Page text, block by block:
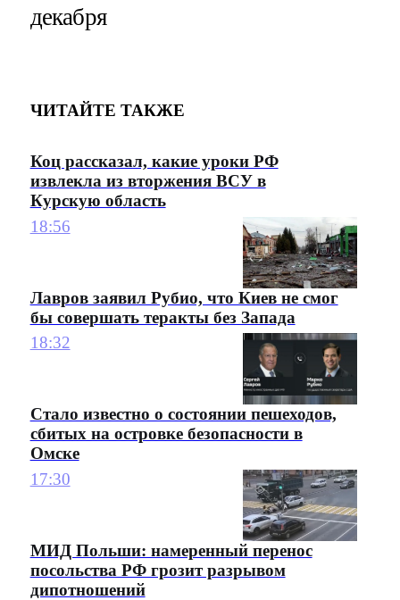
декабря
ЧИТАЙТЕ ТАКЖЕ
Коц рассказал, какие уроки РФ
извлекла из вторжения ВСУ в
Курскую область
18:56
Лавров заявил Рубио, что Киев не смог
бы совершать теракты без Запада
18:32
Стало известно о состоянии пешеходов,
сбитых на островке безопасности в
Омске
17:30
МИД Польши: намеренный перенос
посольства РФ грозит разрывом
дипотношений